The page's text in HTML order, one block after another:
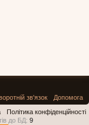
зв'язок
Допомога
Політика конфіденційності
до БД: 9